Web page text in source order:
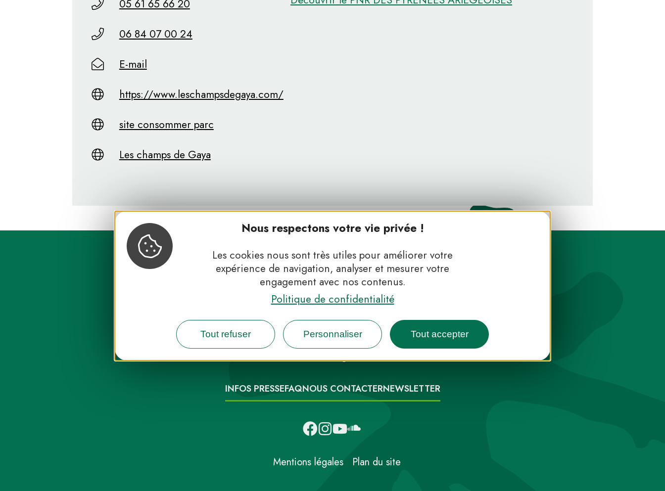
Nous respectons votre vie privée !
Les cookies nous sont très utiles pour améliorer votre
expérience de navigation, analyser et mesurer votre
engagement avec nos contenus.
Politique de confidentialité
Tout refuser Personnaliser Tout accepter
05 61 65 66 20
06 84 07 00 24
E-mail
https://www.leschampsdegaya.com/
site consommer parc
Les champs de Gaya
Destination Parcs, de l’inspiration en toute saison
INFOS PRESSEFAQNOUS CONTACTERNEWSLETTER
Mentions légales Plan du site